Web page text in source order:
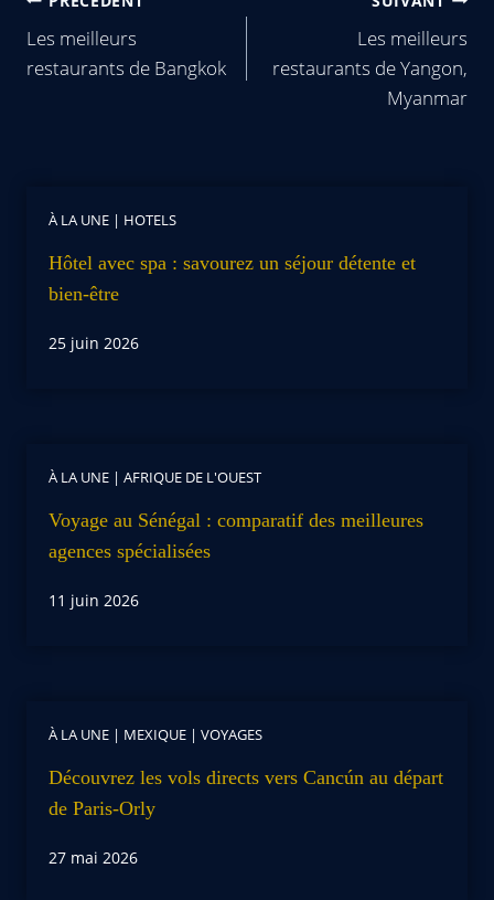
Les meilleurs
restaurants de Bangkok
Les meilleurs
restaurants de Yangon,
Myanmar
À LA UNE | HOTELS
Hôtel avec spa : savourez un séjour détente et
bien-être
25 juin 2026
À LA UNE | AFRIQUE DE L'OUEST
Voyage au Sénégal : comparatif des meilleures
agences spécialisées
11 juin 2026
À LA UNE | MEXIQUE | VOYAGES
Découvrez les vols directs vers Cancún au départ
de Paris-Orly
27 mai 2026